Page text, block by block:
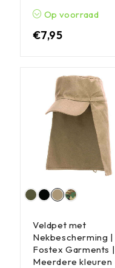
Op voorraad
€7,95
Veldpet met
Nekbescherming |
Fostex Garments |
Meerdere kleuren